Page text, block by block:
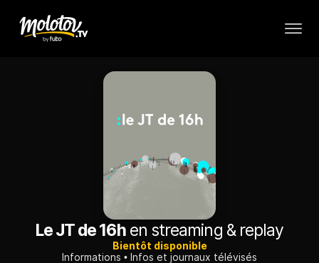
Le JT de 16hen streaming & replay
Bientôt disponible
Informations
Infos et journaux télévisés